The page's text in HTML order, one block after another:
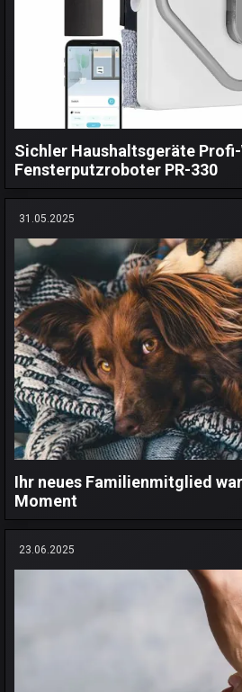
Sichler Haushaltsgeräte Profi-
Fensterputzroboter PR-330
31.05.2025
Ihr neues Familienmitglied
Moment
23.06.2025